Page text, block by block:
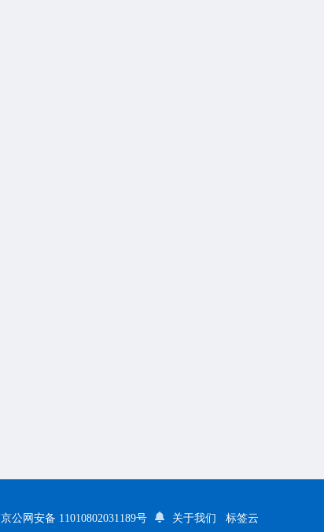
京公网安备 11010802031189号 关于我们 标签云